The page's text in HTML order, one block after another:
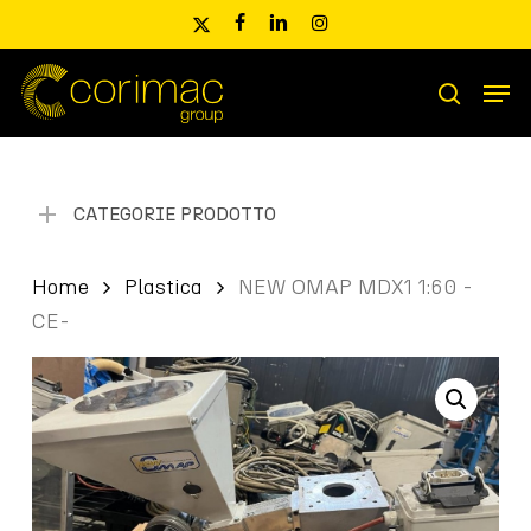
main
content
x-
facebooklinkedininstagram
Ricerca
prodotti
search
CATEGORIE PRODOTTO
Home Plastica
NEW OMAP MDX1 1:60 -
CE-